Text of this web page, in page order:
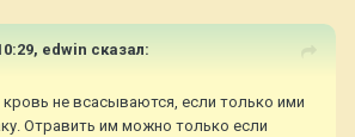
edwin сказал:
не всасываются, если только ими
Отравить им можно только если